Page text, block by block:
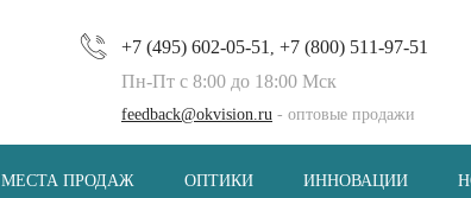
+7 (495) 602-05-51 , +7 (800) 511-97-51
Пн-Пт с 8:00 до 18:00 Мск
feedback@okvision.ru - оптовые продажи
МЕСТА ПРОДАЖ ОПТИКИ ИННОВАЦИИ